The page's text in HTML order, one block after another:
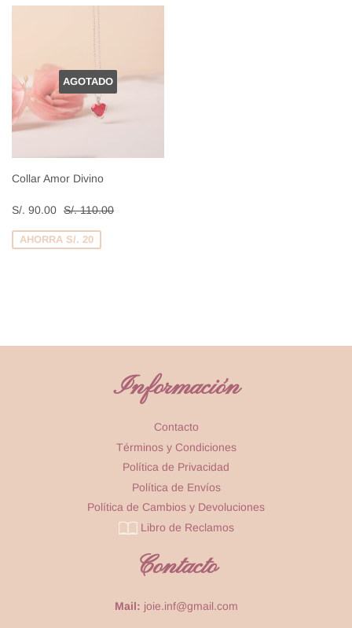
AGOTADO
Collar Amor Divino
Precio
de
venta
S/. 90.00 S/.
90.00
Precio habitual
S/. 110.00
AHORRA S/. 20
Información
Contacto
Términos y Condiciones
Política de Privacidad
Política de Envíos
Política de Cambios y Devoluciones
Libro de Reclamos
Contacto
Mail: joie.inf@gmail.com